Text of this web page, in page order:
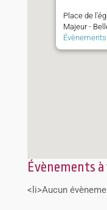
Place de
Majeur -
Évènements
Évènements
<li>Aucun